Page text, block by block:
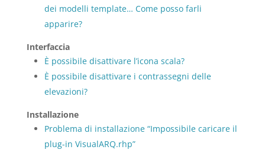
dei modelli template… Come posso farli
apparire?
Interfaccia
È possibile disattivare l’icona scala?
È possibile disattivare i contrassegni delle
elevazioni?
Installazione
Problema di installazione “Impossibile caricare il
plug-in VisualARQ.rhp”